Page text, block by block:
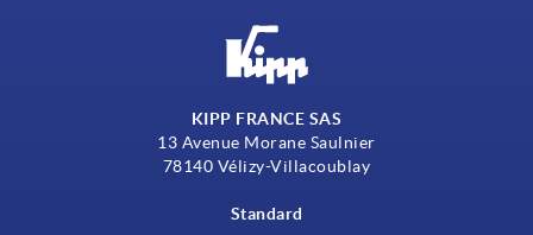
KIPP FRANCE SAS
13 Avenue Morane Saulnier
78140 Vélizy-Villacoublay
Standard